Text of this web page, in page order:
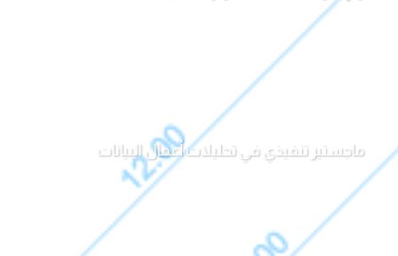
ماجستير تنفيذي في تحليلات أعمال البيانات